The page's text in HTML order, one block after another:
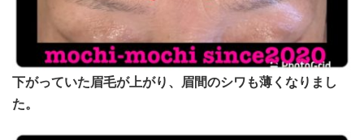
下がっていた眉毛が上がり、眉間のシワも薄くなりまし
た。